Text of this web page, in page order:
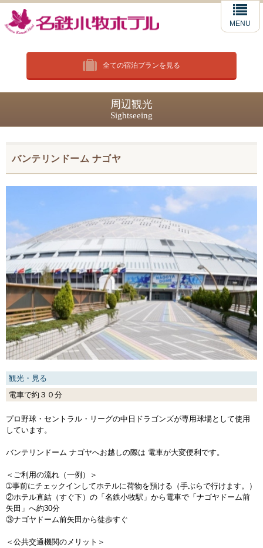
MENU
全ての宿泊プランを見る
周辺観光
Sightseeing
バンテリンドーム ナゴヤ
観光・見る
電車で約３０分
プロ野球・セントラル・リーグの中日ドラゴンズが専用球場として使用
しています。
バンテリンドーム ナゴヤへお越しの際は 電車が大変便利です。
＜ご利用の流れ（一例）＞
➀事前にチェックインしてホテルに荷物を預ける（手ぶらで行けます。）
②ホテル直結（すぐ下）の「名鉄小牧駅」から電車で「ナゴヤドーム前
矢田」へ約30分
③ナゴヤドーム前矢田から徒歩すぐ
＜公共交通機関のメリット＞